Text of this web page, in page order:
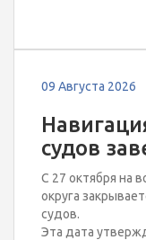
09 Августа 2026
судов
С 27 октября на
округа
судов.
Эта дата